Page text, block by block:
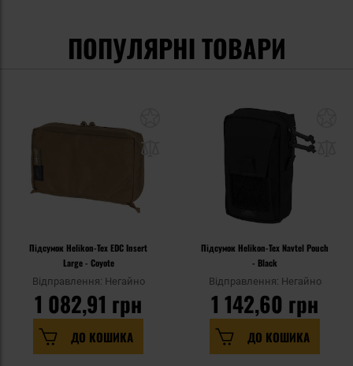
ПОПУЛЯРНІ ТОВАРИ
Підсумок Helikon-Tex EDC Insert
Large - Coyote
Відправлення: Негайно
1 082,91 грн
ДО КОШИКА
Підсумок Helikon-Tex Navtel Pouch
- Black
Відправлення: Негайно
1 142,60 грн
ДО КОШИКА